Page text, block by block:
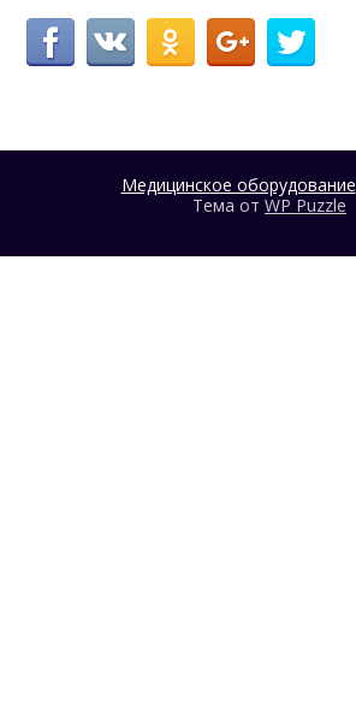
Медицинское оборудование
Тема от WP Puzzle